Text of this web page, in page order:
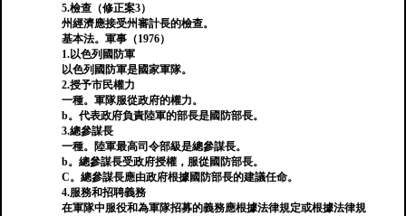
5.檢查（修正案3）
州經濟應接受州審計長的檢查。
基本法。軍事（1976）
1.以色列國防軍
以色列國防軍是國家軍隊。
2.授予市民權力
一種。軍隊服從政府的權力。
b。代表政府負責陸軍的部長是國防部長。
3.總參謀長
一種。陸軍最高司令部級是總參謀長。
b。總參謀長受政府授權，服從國防部長。
C。總參謀長應由政府根據國防部長的建議任命。
4.服務和招聘義務
在軍隊中服役和為軍隊招募的義務應根據法律規定或根據法律規